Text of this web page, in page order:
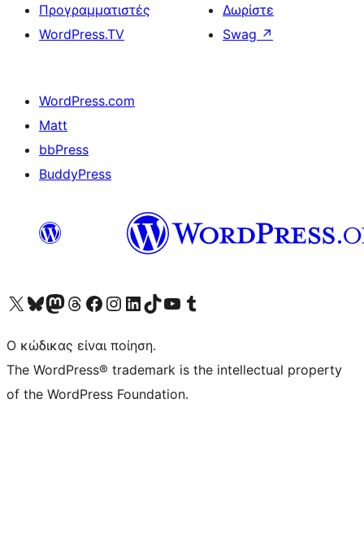
Προγραμματιστές
WordPress.TV
Δωρίστε
Swag ↗
WordPress.com
Matt
bbPress
BuddyPress
Visit our X (formerly Twitter) account
Visit our Bluesky account
Επισκεφθείτε τον λογαριασμό μας στο Mastodon
Visit our Threads account
Επισκεφτείτε τη σελίδα μας στο Facebook
Επισκεφθείτε τον λογαριασμό μας Instagram
Επισκεφθείτε τον λογαριασμό μας LinkedIn
Visit our TikTok account
Visit our YouTube channel
Visit our Tumblr account
Ο κώδικας είναι ποίηση.
The WordPress® trademark is the intellectual property
of the WordPress Foundation.